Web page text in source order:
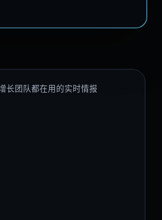
长团队都在用的实时情报